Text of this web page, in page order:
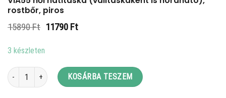
rostbőr, piros
15890Ft Original
11790 FtCurrent
3 készleten
VIA55 női hátitáska (válltáskaként is hordható), rostbőr, piros mennyiség
KOSÁRBA TESZEM